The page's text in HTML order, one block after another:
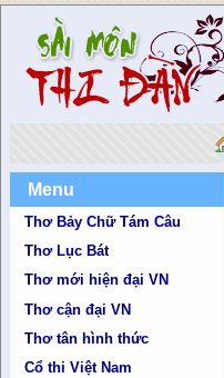
Menu
Thơ Bảy Chữ Tám Câu
Thơ Lục Bát
Thơ mới hiện đại VN
Thơ cận đại VN
Thơ tân hình thức
Cổ thi Việt Nam